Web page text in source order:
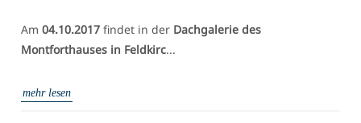
Am04.10.2017 findet in der Dachgalerie des
Montforthauses in Feldkirc...
mehr lesen